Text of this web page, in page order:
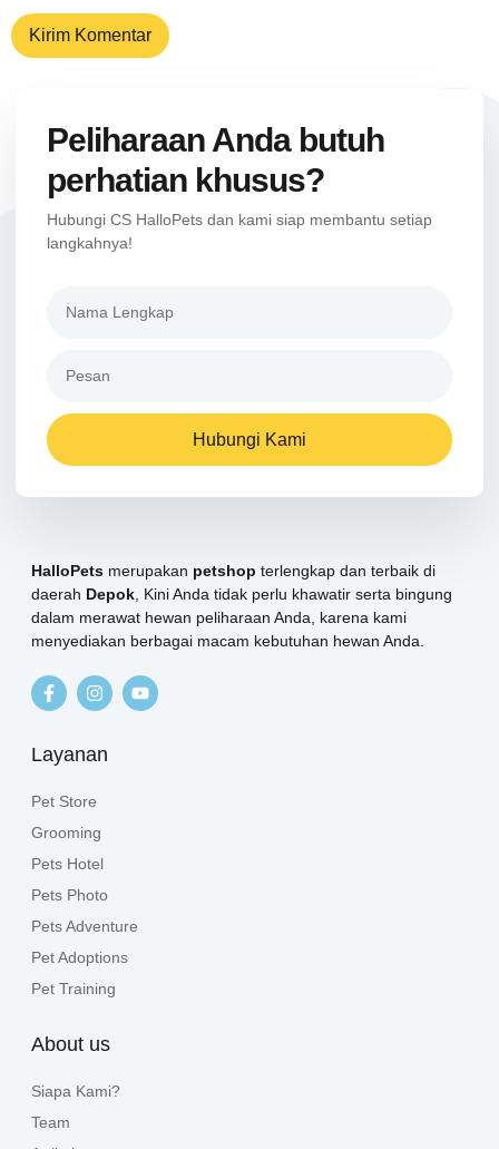
Peliharaan Anda butuh
perhatian khusus?
Hubungi CS HalloPets dan kami siap membantu setiap
langkahnya!
Hubungi Kami
HalloPets merupakan petshop terlengkap dan terbaik di
daerah Depok , Kini Anda tidak perlu khawatir serta bingung
dalam merawat hewan peliharaan Anda, karena kami
menyediakan berbagai macam kebutuhan hewan Anda.
Layanan
Pet Store
Grooming
Pets Hotel
Pets Photo
Pets Adventure
Pet Adoptions
Pet Training
About us
Siapa Kami?
Team